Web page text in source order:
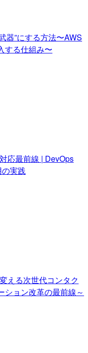
器”にする方法〜AWS
する仕組み〜
応最前線 | DevOps
実践
える次世代コンタク
ション改革の最前線～